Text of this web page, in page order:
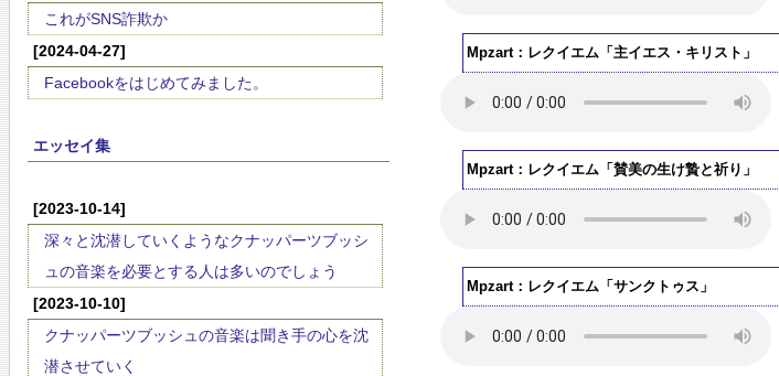
これがSNS詐欺か
[2024-04-27]
Facebookをはじめてみました。
エッセイ集
[2023-10-14]
深々と沈潜していくようなクナッパーツブッシ
ュの音楽を必要とする人は多いのでしょう
[2023-10-10]
クナッパーツブッシュの音楽は聞き手の心を沈
潜させていく
Mpzart：レクイエム「主イエス・キリスト」
Mpzart：レクイエム「賛美の生け贄と祈り」
Mpzart：レクイエム「サンクトゥス」